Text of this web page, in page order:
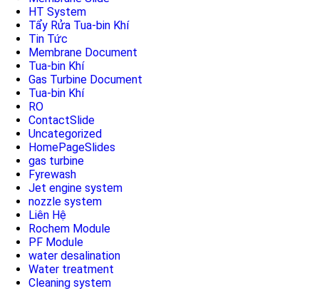
HT System
Tẩy Rửa Tua-bin Khí
Tin Tức
Membrane Document
Tua-bin Khí
Gas Turbine Document
Tua-bin Khí
RO
ContactSlide
Uncategorized
HomePageSlides
gas turbine
Fyrewash
Jet engine system
nozzle system
Liên Hệ
Rochem Module
PF Module
water desalination
Water treatment
Cleaning system